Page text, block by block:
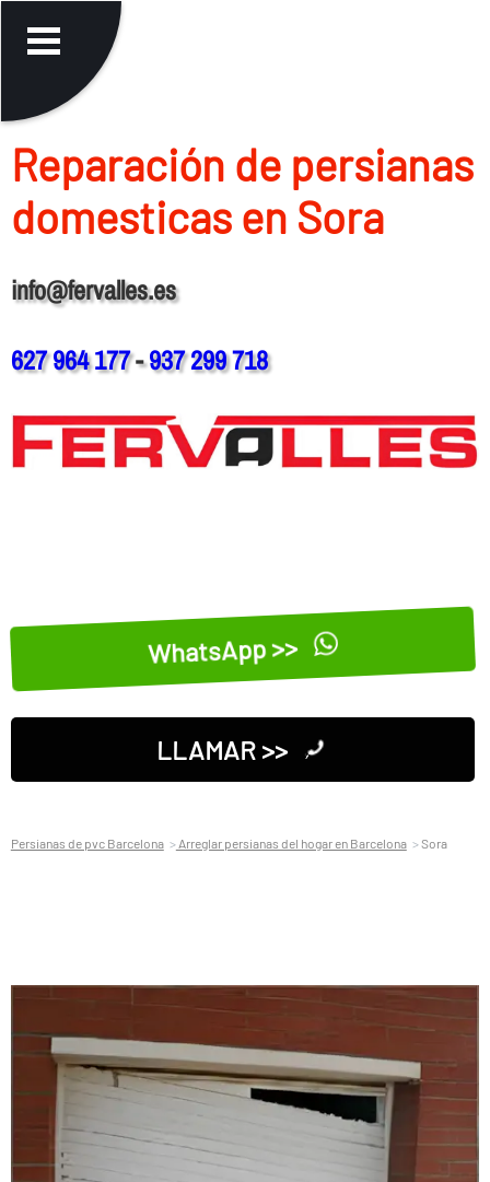
Reparación de persianas
domesticas en Sora
info@fervalles.es
627 964 177-937 299 718
WhatsApp >>
LLAMAR >>
Persianas de pvc Barcelona Arreglar persianas del hogar en Barcelona Sora